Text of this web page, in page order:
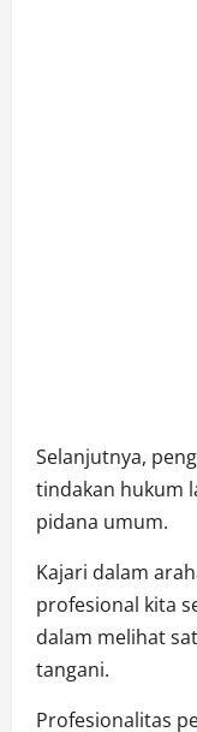
Selanjutnya,
tindakan hukum
pidana umum.
Kajari dalam
profesional kita
dalam melihat
tangani.
Profesionalitas